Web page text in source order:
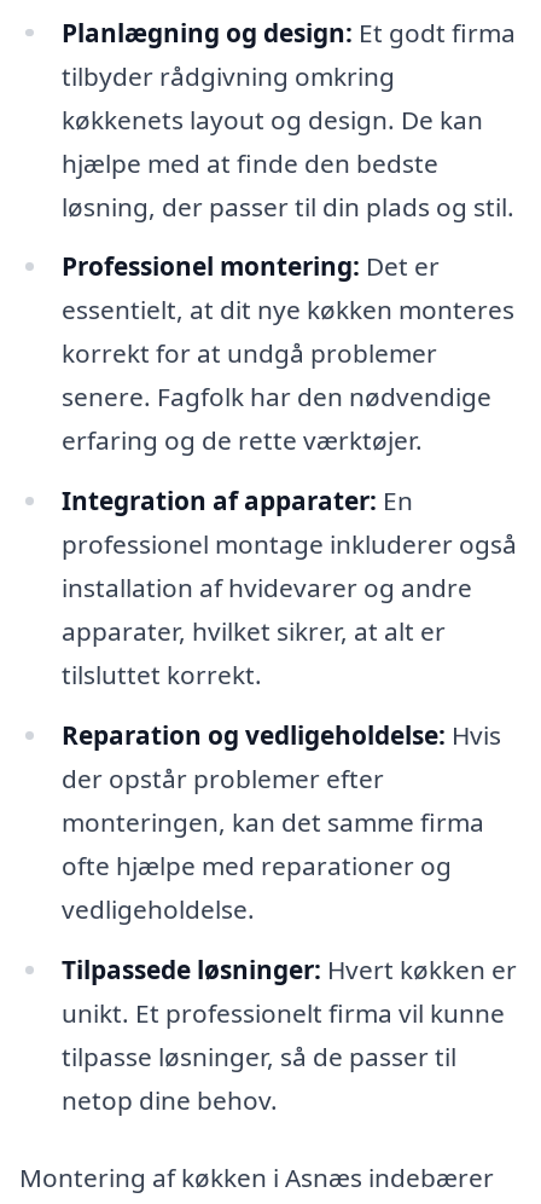
Planlægning og design: Et godt firma
tilbyder rådgivning omkring
køkkenets layout og design. De kan
hjælpe med at finde den bedste
løsning, der passer til din plads og stil.
Professionel montering: Det er
essentielt, at dit nye køkken monteres
korrekt for at undgå problemer
senere. Fagfolk har den nødvendige
erfaring og de rette værktøjer.
Integration af apparater: En
professionel montage inkluderer også
installation af hvidevarer og andre
apparater, hvilket sikrer, at alt er
tilsluttet korrekt.
Reparation og vedligeholdelse: Hvis
der opstår problemer efter
monteringen, kan det samme firma
ofte hjælpe med reparationer og
vedligeholdelse.
Tilpassede løsninger: Hvert køkken er
unikt. Et professionelt firma vil kunne
tilpasse løsninger, så de passer til
netop dine behov.
Montering af køkken i Asnæs indebærer